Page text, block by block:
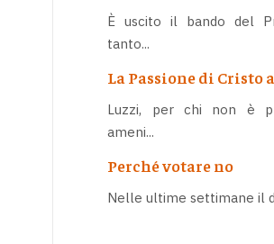
È uscito il bando del
tanto...
La Passione di Cristo
Luzzi, per chi non è
ameni...
Perché votare no
Nelle ultime settimane il